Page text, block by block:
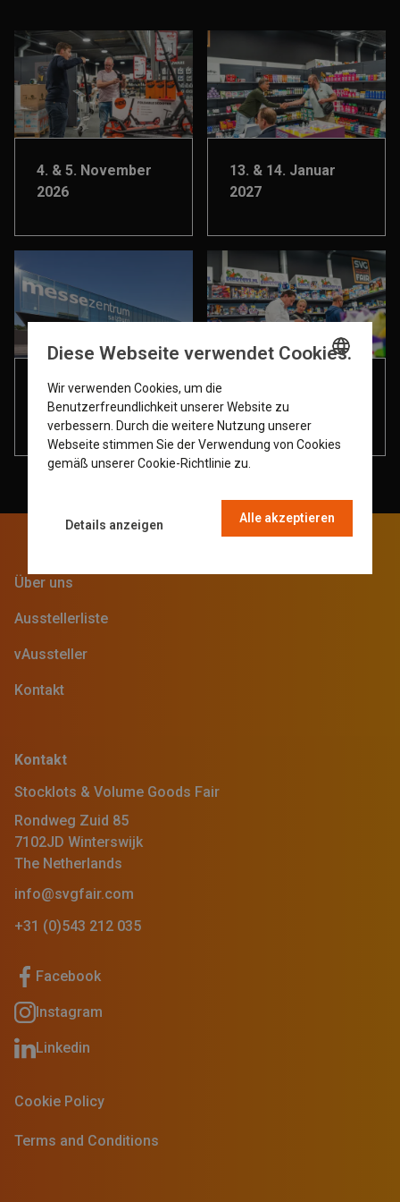
4. & 5. November
2026
13. & 14. Januar
2027
14. & 15. April 2027
(Salzburg)
Über uns
Ausstellerliste
vAussteller
Kontakt
Kontakt
Stocklots & Volume Goods Fair
Rondweg Zuid 85
7102JD Winterswijk
The Netherlands
info@svgfair.com
+31 (0)543 212 035
Facebook
Instagram
Linkedin
Cookie Policy
Terms and Conditions
GERMAN
Diese Webseite verwendet Cookies.
Wir verwenden Cookies, um die
Benutzerfreundlichkeit unserer Website zu
verbessern. Durch die weitere Nutzung unserer
Webseite stimmen Sie der Verwendung von Cookies
gemäß unserer Cookie-Richtlinie zu.
Alle akzeptieren
Details anzeigen